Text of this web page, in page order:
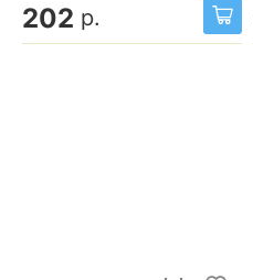
202 р.